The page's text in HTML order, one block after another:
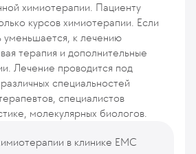
химиотерапии. Пациенту
курсов химиотерапии. Если
уменьшается, к лечению
терапия и дополнительные
Лечение проводится под
специальностей
специалистов
молекулярных биологов.
в клинике ЕМС